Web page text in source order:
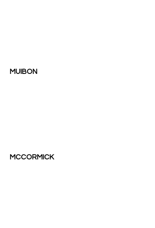
MUIBON
MCCORMICK